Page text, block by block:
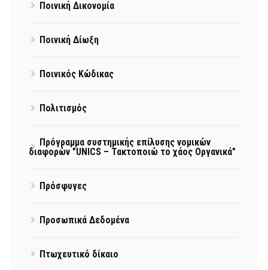
Ποινική Δικονομία
Ποινική Δίωξη
Ποινικός Κώδικας
Πολιτισμός
Πρόγραμμα συστημικής επίλυσης νομικών
διαφορών "UNICS – Τακτοποιώ το χάος Οργανικά"
Πρόσφυγες
Προσωπικά Δεδομένα
Πτωχευτικό δίκαιο